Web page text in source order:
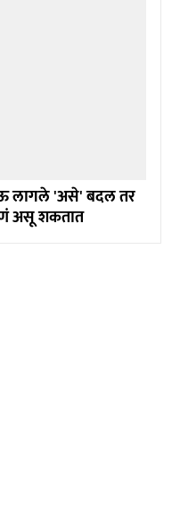
लागले 'असे' बदल तर
असू शकतात